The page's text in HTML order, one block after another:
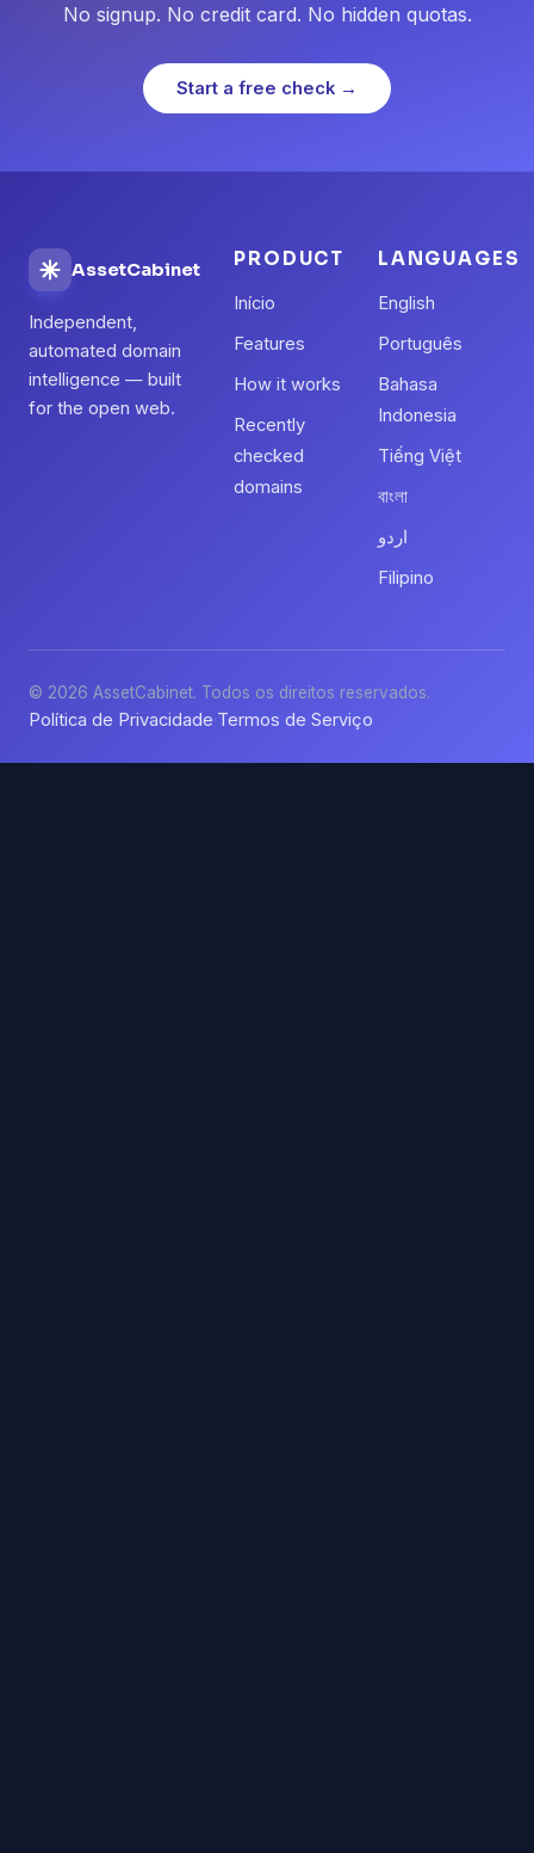
No signup. No credit card. No hidden quotas.
Start a free check →
AssetCabinet
Independent,
automated domain
intelligence — built
for the open web.
PRODUCT
Início
Features
How it works
Recently
checked
domains
LANGUAGES
English
Português
Bahasa
Indonesia
Tiếng Việt
বাংলা
اردو
Filipino
© 2026 AssetCabinet. Todos os direitos reservados.
Política de Privacidade·Termos de Serviço